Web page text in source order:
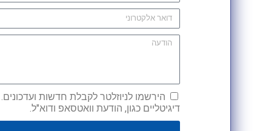
הירשמו לניוזלטר לקבלת חדשות
דיגיטליים כגון, הודעת וואטסאפ ודוא"ל.